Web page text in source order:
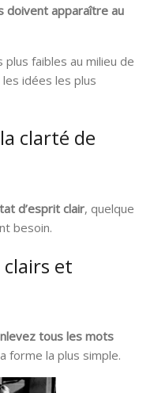
doivent apparaître au
faibles au milieu de
idées les plus
clarté de
d’esprit clair, quelque
besoin.
et
tous les mots
forme la plus simple.